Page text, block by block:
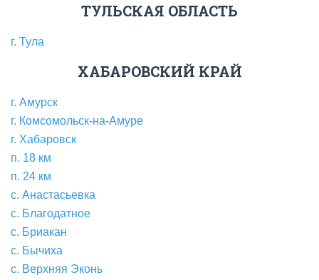
ТУЛЬСКАЯ ОБЛАСТЬ
г. Тула
ХАБАРОВСКИЙ КРАЙ
г. Амурск
г. Комсомольск-на-Амуре
г. Хабаровск
п. 18 км
п. 24 км
с. Анастасьевка
с. Благодатное
с. Бриакан
с. Бычиха
с. Верхняя Эконь